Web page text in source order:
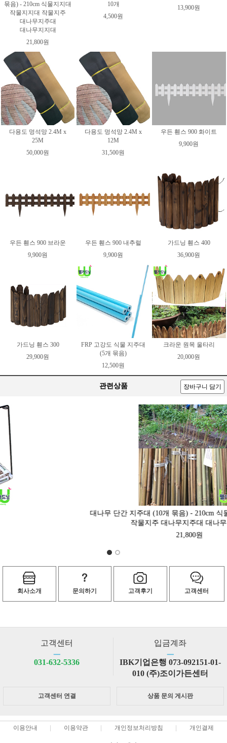
묶음) - 210cm 식물지지대
작물지지대 작물지주
대나무지주대
대나무지지대
21,800원
10개
4,500원
13,900원
다용도 멍석망 2.4M x
25M
50,000원
다용도 멍석망 2.4M x
12M
31,500원
우든 휀스 900 화이트
9,900원
우든 휀스 900 브라운
9,900원
우든 휀스 900 내추럴
9,900원
가드닝 휀스 400
36,900원
가드닝 휀스 300
29,900원
FRP 고강도 식물 지주대
(5개 묶음)
12,500원
크라운 원목 울타리
20,000원
관련상품 장바구니 담기
대나무 단간 지주대 (10개 묶음) - 210cm 식물지지대 작물지지대
작물지주 대나무지주대 대나무지지대
회사소개 문의하기 고객후기 고객센터
고객센터
ㅡ
031-632-5336
입금계좌
ㅡ
IBK기업은행 073-092151-01-
010 (주)조이가든센터
고객센터 연결 상품 문의 게시판
이용안내 이용약관 개인정보처리방침 개인결제